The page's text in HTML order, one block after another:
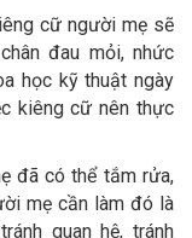
cữ người mẹ sẽ
đau mỏi, nhức
học kỹ thuật ngày
kiêng cữ nên thực
đã có thể tắm rửa,
mẹ cần làm đó là
quan hệ, tránh